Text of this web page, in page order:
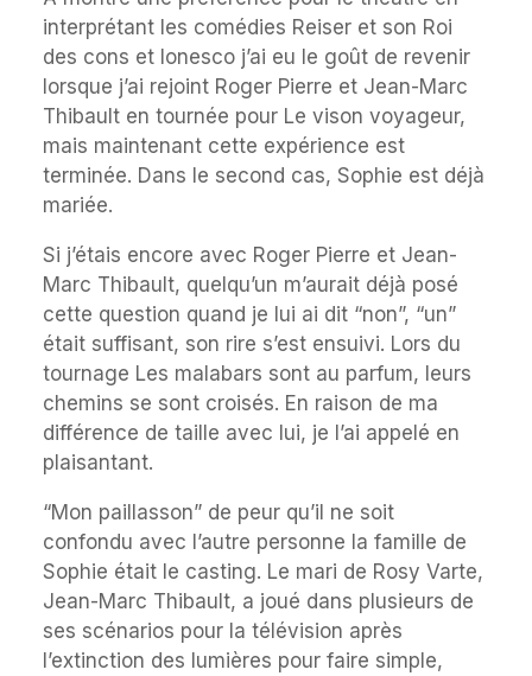
interprétant les comédies Reiser et son Roi
des cons et Ionesco j’ai eu le goût de revenir
lorsque j’ai rejoint Roger Pierre et Jean-Marc
Thibault en tournée pour Le vison voyageur,
mais maintenant cette expérience est
terminée. Dans le second cas, Sophie est déjà
mariée.
Si j’étais encore avec Roger Pierre et Jean-
Marc Thibault, quelqu’un m’aurait déjà posé
cette question quand je lui ai dit “non”, “un”
était suffisant, son rire s’est ensuivi. Lors du
tournage Les malabars sont au parfum, leurs
chemins se sont croisés. En raison de ma
différence de taille avec lui, je l’ai appelé en
plaisantant.
“Mon paillasson” de peur qu’il ne soit
confondu avec l’autre personne la famille de
Sophie était le casting. Le mari de Rosy Varte,
Jean-Marc Thibault, a joué dans plusieurs de
ses scénarios pour la télévision après
l’extinction des lumières pour faire simple,